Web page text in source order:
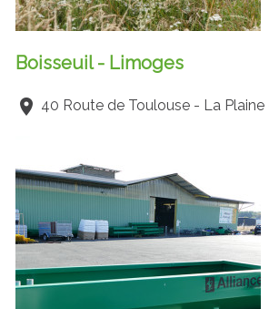
Boisseuil - Limoges
40 Route de Toulouse - La